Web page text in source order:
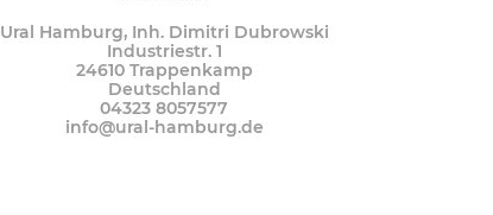
Ural Hamburg, Inh. Dimitri Dubrowski
Industriestr. 1
24610 Trappenkamp
Deutschland
04323 8057577
info@ural-hamburg.de